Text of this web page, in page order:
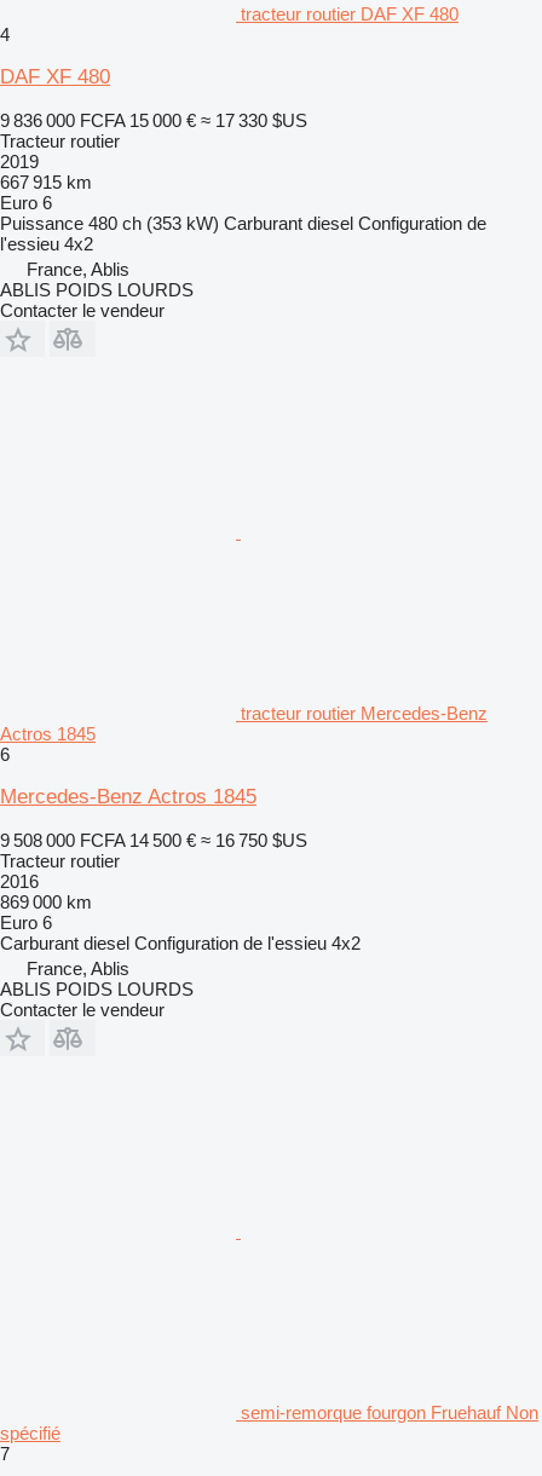
tracteur routier DAF XF 480
4
DAF XF 480
9 836 000 FCFA 15 000 € ≈ 17 330 $US
Tracteur routier
2019
667 915 km
Euro 6
Puissance 480 ch (353 kW) Carburant diesel Configuration de
l'essieu 4x2
France, Ablis
ABLIS POIDS LOURDS
Contacter le vendeur
tracteur routier Mercedes-Benz
Actros 1845
6
Mercedes-Benz Actros 1845
9 508 000 FCFA 14 500 € ≈ 16 750 $US
Tracteur routier
2016
869 000 km
Euro 6
Carburant diesel Configuration de l'essieu 4x2
France, Ablis
ABLIS POIDS LOURDS
Contacter le vendeur
semi-remorque fourgon Fruehauf Non
spécifié
7